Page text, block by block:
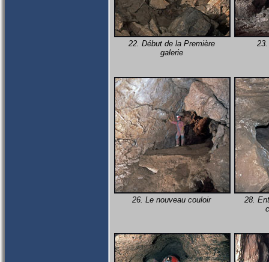
22. Début de la Première
galerie
26. Le nouveau couloir
28.